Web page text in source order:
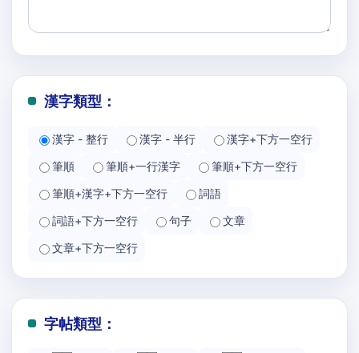
漢字類型：
漢字 - 整行 漢字 - 半行
漢字+下方一空行
筆順
筆順+一行漢字
筆順+下方一空行
筆順+漢字+下方一空行
詞語
詞語+下方一空行
句子
文章
文章+下方一空行
字帖類型：